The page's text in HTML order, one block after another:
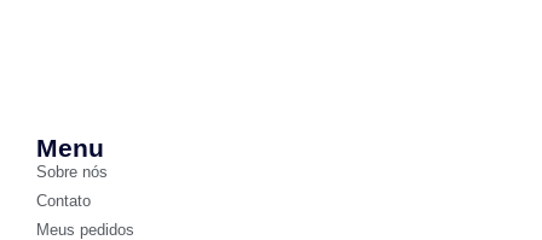
Menu
Sobre nós
Contato
Meus pedidos